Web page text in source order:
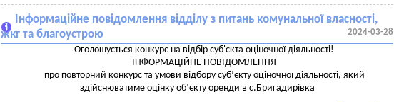
Інформаційне повідомлення відділу з питань комунальної власності,
жкг та благоустрою
2024-03-28
Оголошується конкурс на відбір суб'єкта оціночної діяльності!
ІНФОРМАЦІЙНЕ ПОВІДОМЛЕННЯ
про повторний конкурс та умови відбору суб’єкту оціночної діяльності, який
здійснюватиме оцінку об’єкту оренди в с.Бригадирівка